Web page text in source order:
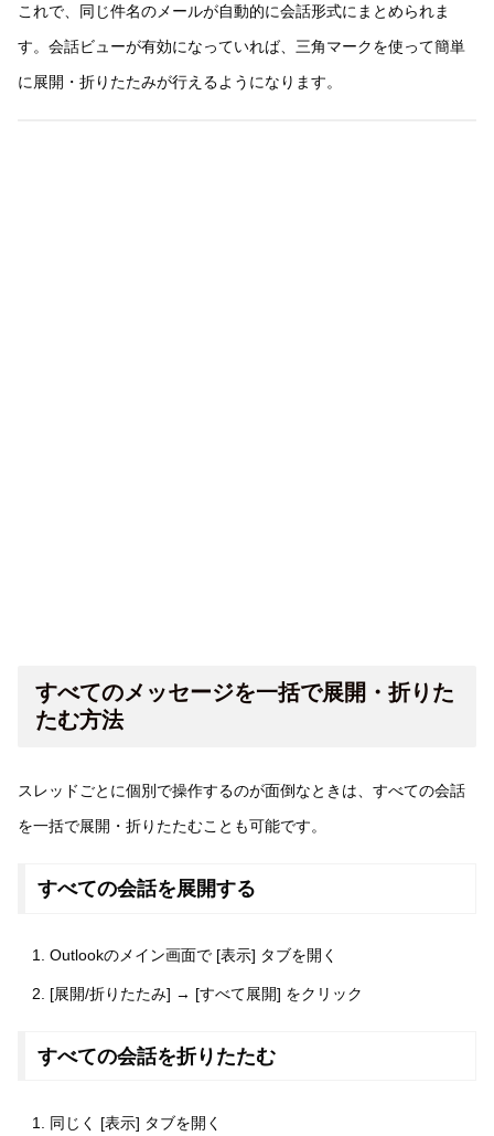
これで、同じ件名のメールが自動的に会話形式にまとめられま
す。会話ビューが有効になっていれば、三角マークを使って簡単
に展開・折りたたみが行えるようになります。
すべてのメッセージを一括で展開・折りた
たむ方法
スレッドごとに個別で操作するのが面倒なときは、すべての会話
を一括で展開・折りたたむことも可能です。
すべての会話を展開する
Outlookのメイン画面で [表示] タブを開く
[展開/折りたたみ] → [すべて展開] をクリック
すべての会話を折りたたむ
同じく [表示] タブを開く